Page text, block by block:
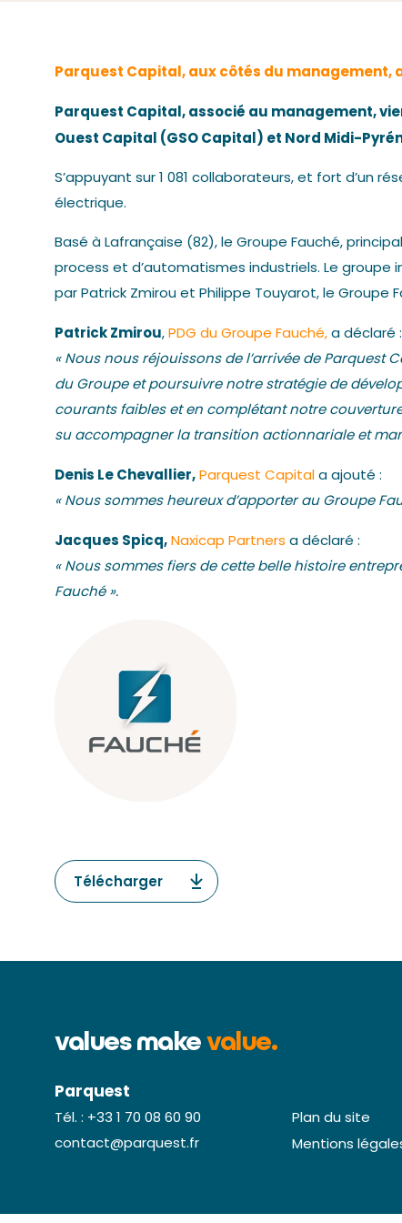
Parquest Capital, aux côtés du management,
Parquest Capital, associé au management,
Ouest Capital (GSO Capital) et Nord Midi-
S’appuyant sur 1 081 collaborateurs, et fort d’un
électrique.
Basé à Lafrançaise (82), le Groupe Fauché,
process et d’automatismes industriels. Le
par Patrick Zmirou et Philippe Touyarot, le Groupe
Patrick Zmirou,PDG du Groupe Fauché,a déclaré :
« Nous nous réjouissons de l’arrivée de
du Groupe et poursuivre notre stratégie de
courants faibles et en complétant notre
su accompagner la transition actionnariale et
Denis Le Chevallier,Parquest Capitala ajouté :
« Nous sommes heureux d’apporter au Groupe
Jacques Spicq,Naxicap Partners a déclaré :
« Nous sommes fiers de cette belle histoire
Fauché ».
Télécharger
values makevalue.
Parquest
Tél. : +33 1 70 08 60 90
contact@parquest.fr
Plan du site
Plan du site
Mentions